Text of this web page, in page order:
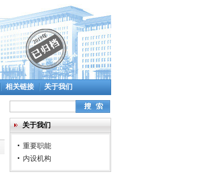
相关链接 关于我们
关于我们
重要职能
内设机构